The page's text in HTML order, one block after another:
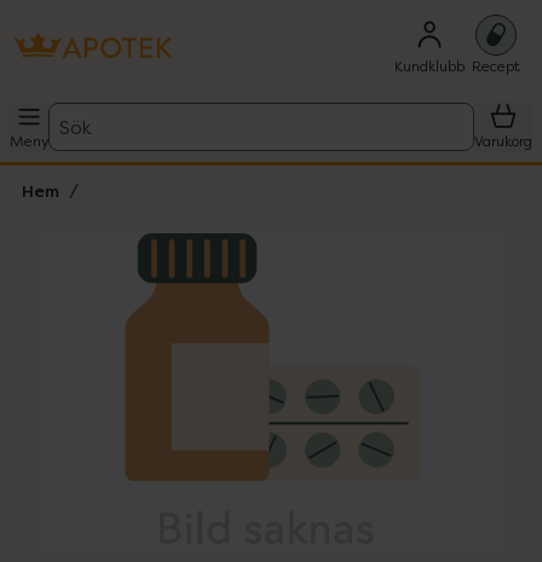
Kundklubb Recept
Meny
Sök
Varukorg
Hem
Lista: . Innehåller 1 objekt.